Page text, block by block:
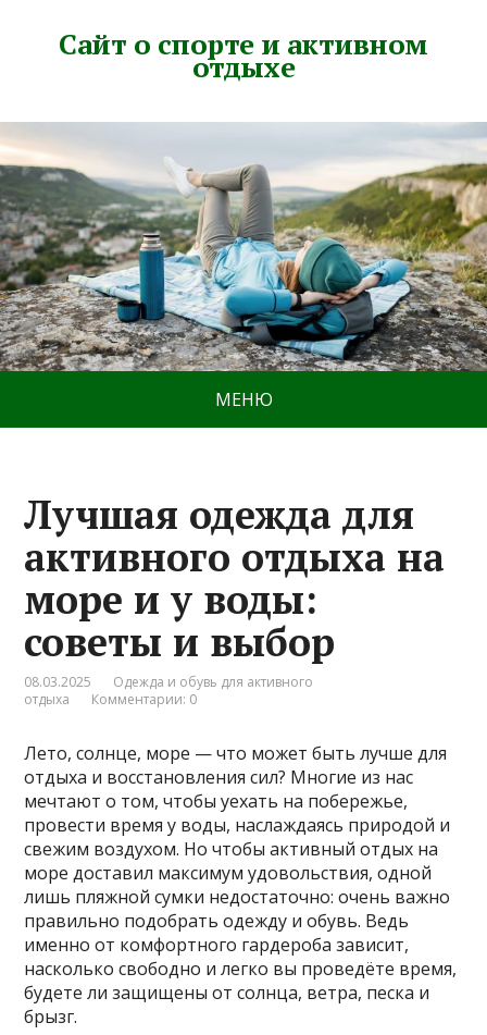
Сайт о спорте и активном
отдыхе
МЕНЮ
Лучшая одежда для
активного отдыха на
море и у воды:
советы и выбор
08.03.2025
Одежда и обувь для активного
отдыха
Комментарии: 0
Лето, солнце, море — что может быть лучше для
отдыха и восстановления сил? Многие из нас
мечтают о том, чтобы уехать на побережье,
провести время у воды, наслаждаясь природой и
свежим воздухом. Но чтобы активный отдых на
море доставил максимум удовольствия, одной
лишь пляжной сумки недостаточно: очень важно
правильно подобрать одежду и обувь. Ведь
именно от комфортного гардероба зависит,
насколько свободно и легко вы проведёте время,
будете ли защищены от солнца, ветра, песка и
брызг.